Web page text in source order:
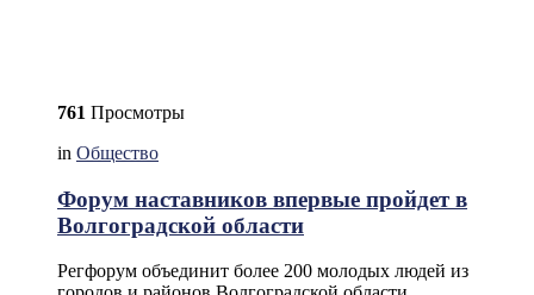
761 Просмотры
in Общество
Форум наставников впервые пройдет в
Волгоградской области
Регфорум объединит более 200 молодых людей из